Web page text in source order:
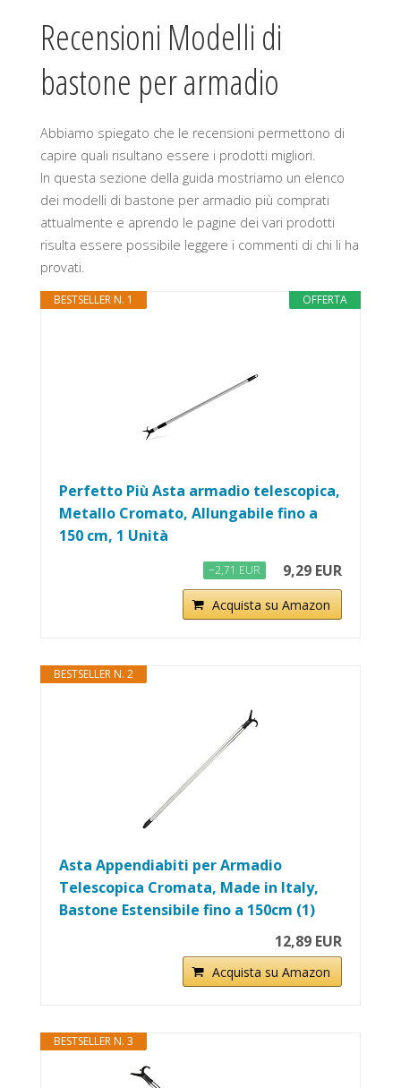
Recensioni Modelli di
bastone per armadio
Abbiamo spiegato che le recensioni permettono di
capire quali risultano essere i prodotti migliori.
In questa sezione della guida mostriamo un elenco
dei modelli di bastone per armadio più comprati
attualmente e aprendo le pagine dei vari prodotti
risulta essere possibile leggere i commenti di chi li ha
provati.
OFFERTA
BESTSELLER N. 1
Perfetto Più Asta armadio telescopica,
Metallo Cromato, Allungabile fino a
150 cm, 1 Unità
−2,71 EUR 9,29 EUR
Acquista su Amazon
BESTSELLER N. 2
Asta Appendiabiti per Armadio
Telescopica Cromata, Made in Italy,
Bastone Estensibile fino a 150cm (1)
12,89 EUR
Acquista su Amazon
BESTSELLER N. 3